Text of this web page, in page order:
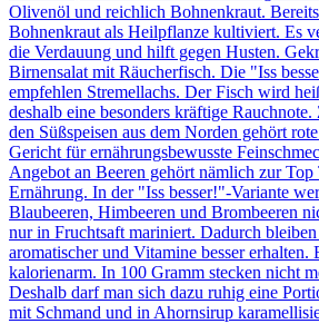
Olivenöl und reichlich Bohnenkraut.
Bohnenkraut als Heilpflanze kultiviert. Es
die Verdauung und hilft gegen Husten.
Birnensalat mit Räucherfisch. Die "Iss
empfehlen Stremellachs. Der Fisch wird
deshalb eine besonders kräftige
den Süßspeisen aus dem Norden gehört
Gericht für ernährungsbewusste
Angebot an Beeren gehört nämlich zur Top
Ernährung. In der "Iss besser!"-Variante
Blaubeeren, Himbeeren und Brombeeren
nur in Fruchtsaft mariniert. Dadurch
aromatischer und Vitamine besser erhalten.
kalorienarm. In 100 Gramm stecken nicht
Deshalb darf man sich dazu ruhig eine
mit Schmand und in Ahornsirup